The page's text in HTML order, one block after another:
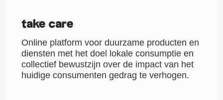
take care
Online platform voor duurzame producten en
diensten met het doel lokale consumptie en
collectief bewustzijn over de impact van het
huidige consumenten gedrag te verhogen.